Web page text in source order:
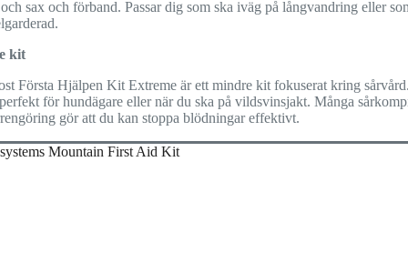
sax och förband. Passar dig som ska iväg på långvandring eller
kit
Första Hjälpen Kit Extreme är ett mindre kit fokuserat kring
för hundägare eller när du ska på vildsvinsjakt. Många
gör att du kan stoppa blödningar effektivt.